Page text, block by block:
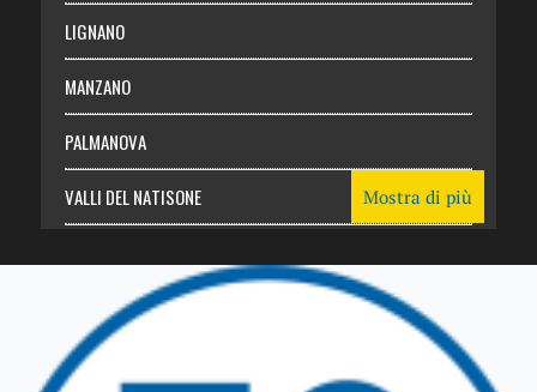
LIGNANO
MANZANO
PALMANOVA
VALLI DEL NATISONE
TRICESIMO
TARCENTO
Mostra di più